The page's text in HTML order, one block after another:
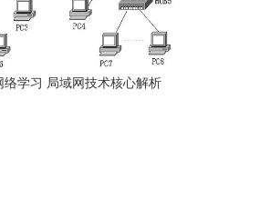
络学习 局域网技术核心解析